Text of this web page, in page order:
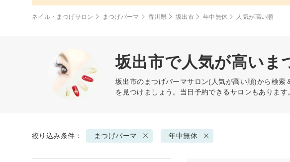
ネイル・まつげサロン まつげパーマ 香川県 坂出市 年中無休 人気が高い順
坂出市で人気が高いま
坂出市の まつげパーマサロン(人気が高い順)から検索
を見つけましょう。当日予約できるサロンもあります
絞り込み条件： まつげパーマ 年中無休